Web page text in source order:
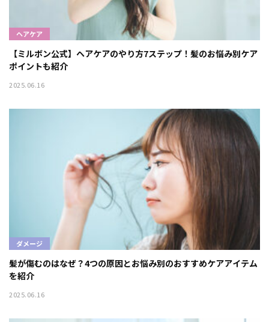
ヘアケア
【ミルボン公式】ヘアケアのやり方7ステップ！髪のお悩み別ケア
ポイントも紹介
2025.06.16
ダメージ
髪が傷むのはなぜ？4つの原因とお悩み別のおすすめケアアイテム
を紹介
2025.06.16